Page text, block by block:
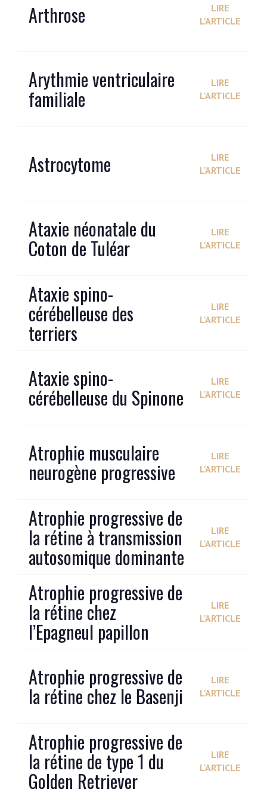
Arthrose
LIRE
L'ARTICLE
Arythmie ventriculaire
familiale
LIRE
L'ARTICLE
Astrocytome
LIRE
L'ARTICLE
Ataxie néonatale du
Coton de Tuléar
LIRE
L'ARTICLE
Ataxie spino-
cérébelleuse des
terriers
LIRE
L'ARTICLE
Ataxie spino-
cérébelleuse du Spinone
LIRE
L'ARTICLE
Atrophie musculaire
neurogène progressive
LIRE
L'ARTICLE
Atrophie progressive de
la rétine à transmission
autosomique dominante
LIRE
L'ARTICLE
Atrophie progressive de
la rétine chez
l’Epagneul papillon
LIRE
L'ARTICLE
Atrophie progressive de
la rétine chez le Basenji
LIRE
L'ARTICLE
Atrophie progressive de
la rétine de type 1 du
Golden Retriever
LIRE
L'ARTICLE